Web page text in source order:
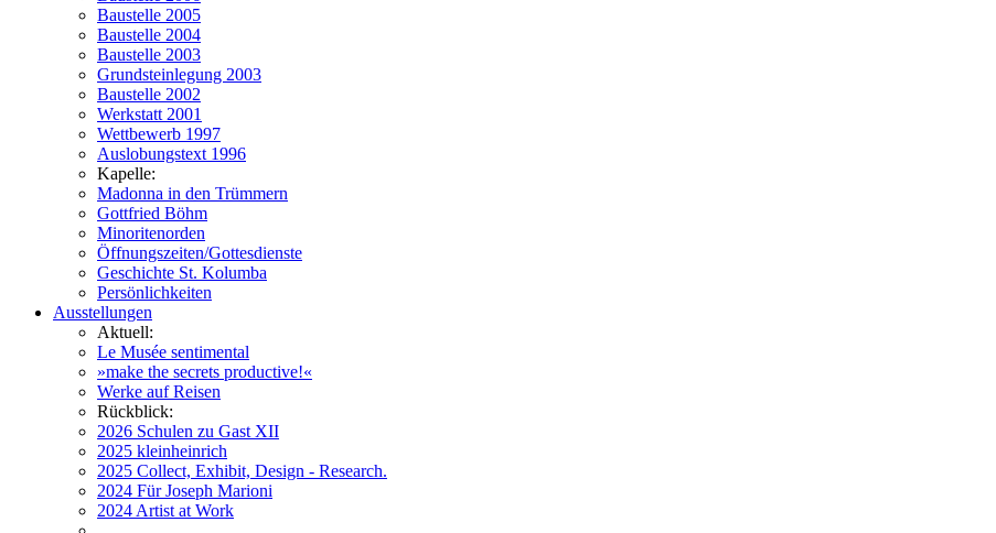
Baustelle 2005
Baustelle 2004
Baustelle 2003
Grundsteinlegung 2003
Baustelle 2002
Werkstatt 2001
Wettbewerb 1997
Auslobungstext 1996
Kapelle:
Madonna in den Trümmern
Gottfried Böhm
Minoritenorden
Öffnungszeiten/Gottesdienste
Geschichte St. Kolumba
Persönlichkeiten
Ausstellungen
Aktuell:
Le Musée sentimental
»make the secrets productive!«
Werke auf Reisen
Rückblick:
2026 Schulen zu Gast XII
2025 kleinheinrich
2025 Collect, Exhibit, Design - Research.
2024 Für Joseph Marioni
2024 Artist at Work